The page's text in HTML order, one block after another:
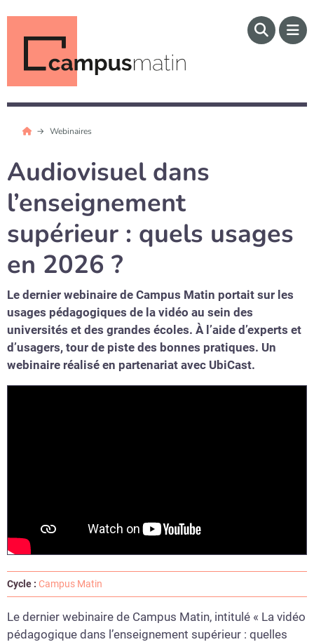
Webinaires
Audiovisuel dans
l’enseignement
supérieur : quels usages
en 2026 ?
Le dernier webinaire de Campus Matin portait sur les
usages pédagogiques de la vidéo au sein des
universités et des grandes écoles. À l’aide d’experts et
d’usagers, tour de piste des bonnes pratiques. Un
webinaire réalisé en partenariat avec UbiCast.
Cycle : Campus Matin
Le dernier webinaire de Campus Matin, intitulé « La vidéo
pédagogique dans l’enseignement supérieur : quelles